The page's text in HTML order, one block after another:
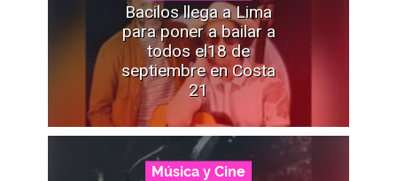
Bacilos llega a Lima
para poner a bailar a
todos el18 de
septiembre en Costa
21
Música y Cine